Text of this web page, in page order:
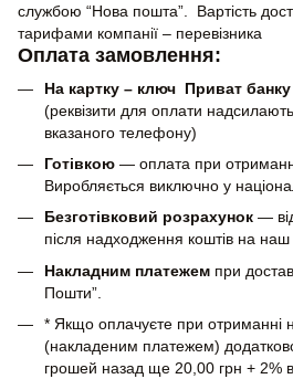
службою “Нова пошта”. Вартість
тарифами компанії – перевізника
Оплата замовлення:
На картку – ключ Приват банку
(реквізити для оплати
вказаного телефону)
Готівкою — оплата при
Виробляється виключно у
Безготівковий розрахунок —
після надходження коштів на
Накладним платежем при
Пошти”.
* Якщо оплачуєте при отриманні
(накладеним платежем)
грошей назад ще 20,00 грн + 2%